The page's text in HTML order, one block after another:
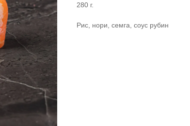
280 г.
Рис, нори, семга, соус рубин